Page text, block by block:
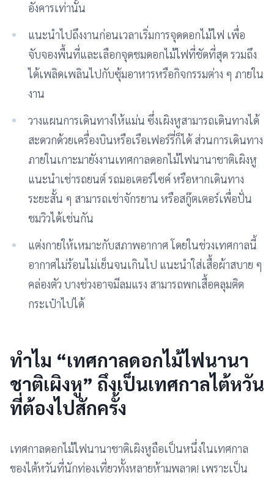
อังคารเท่านั้น
แนะนำไปถึงงานก่อนเวลาเริ่มการจุดดอกไม้ไฟ เพื่อ
จับจองพื้นที่และเลือกจุดชมดอกไม้ไฟที่ชัดที่สุด รวมถึง
ได้เพลิดเพลินไปกับซุ้มอาหารหรือกิจกรรมต่าง ๆ ภายใน
งาน
วางแผนการเดินทางให้แม่น ซึ่งเผิงหูสามารถเดินทางได้
สะดวกด้วยเครื่องบินหรือเรือเฟอร์รี่ก็ได้ ส่วนการเดินทาง
ภายในเกาะมายังงานเทศกาลดอกไม้ไฟนานาชาติเผิงหู
แนะนำเช่ารถยนต์ รถมอเตอร์ไซค์ หรือหากเดินทาง
ระยะสั้น ๆ สามารถเช่าจักรยาน หรือสกู๊ตเตอร์เพื่อปั่น
ชมวิวได้เช่นกัน
แต่งกายให้เหมาะกับสภาพอากาศ โดยในช่วงเทศกาลนี้
อากาศไม่ร้อนไม่เย็นจนเกินไป แนะนำใส่เสื้อผ้าสบาย ๆ
คล่องตัว บางช่วงอาจมีลมแรง สามารถพกเสื้อคลุมติด
กระเป๋าไปได้
ทำไม “เทศกาลดอกไม้ไฟนานา
ชาติเผิงหู” ถึงเป็นเทศกาลไต้หวัน
ที่ต้องไปสักครั้ง
เทศกาลดอกไม้ไฟนานาชาติเผิงหูถือเป็นหนึ่งในเทศกาล
ของไต้หวันที่นักท่องเที่ยวทั้งหลายห้ามพลาด! เพราะเป็น